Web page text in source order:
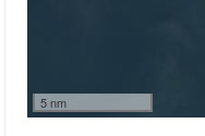
5 nm